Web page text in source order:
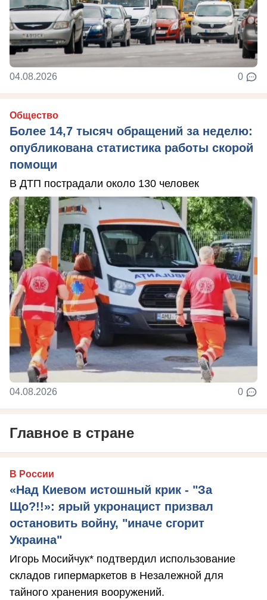
04.08.2026 0
Общество
Более 14,7 тысяч обращений за неделю:
опубликована статистика работы скорой
помощи
В ДТП пострадали около 130 человек
04.08.2026 0
Главное в стране
В России
«Над Киевом истошный крик - "За
Що?!!»: ярый укронацист призвал
остановить войну, "иначе сгорит
Украина"
Игорь Мосийчук* подтвердил использование
складов гипермаркетов в Незалежной для
тайного хранения вооружений.